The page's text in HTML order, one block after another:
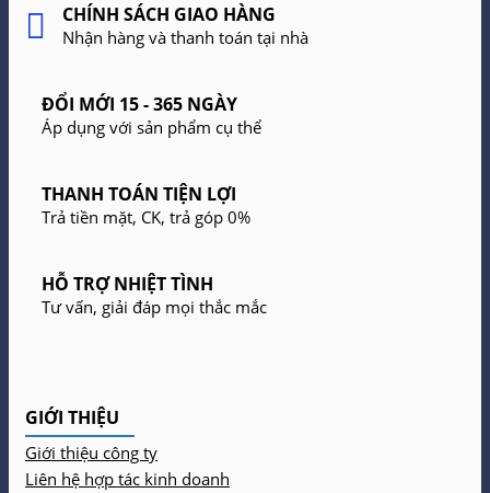
CHÍNH SÁCH GIAO HÀNG
Nhận hàng và thanh toán tại nhà
ĐỔI MỚI 15 - 365 NGÀY
Áp dụng với sản phẩm cụ thể
THANH TOÁN TIỆN LỢI
Trả tiền mặt, CK, trả góp 0%
HỖ TRỢ NHIỆT TÌNH
Tư vấn, giải đáp mọi thắc mắc
GIỚI THIỆU
Giới thiệu công ty
Liên hệ hợp tác kinh doanh